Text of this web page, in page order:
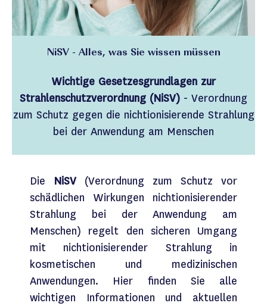
NiSV - Alles, was Sie wissen müssen
Wichtige Gesetzesgrundlagen zur
Strahlenschutzverordnung (NiSV) - Verordnung
zum Schutz gegen die nichtionisierende Strahlung
bei der Anwendung am Menschen
Die NiSV(Verordnung zum Schutz vor
schädlichen Wirkungen nichtionisierender
Strahlung bei der Anwendung am
Menschen) regelt den sicheren Umgang
mit nichtionisierender Strahlung in
kosmetischen und medizinischen
Anwendungen. Hier finden Sie alle
wichtigen Informationen und aktuellen